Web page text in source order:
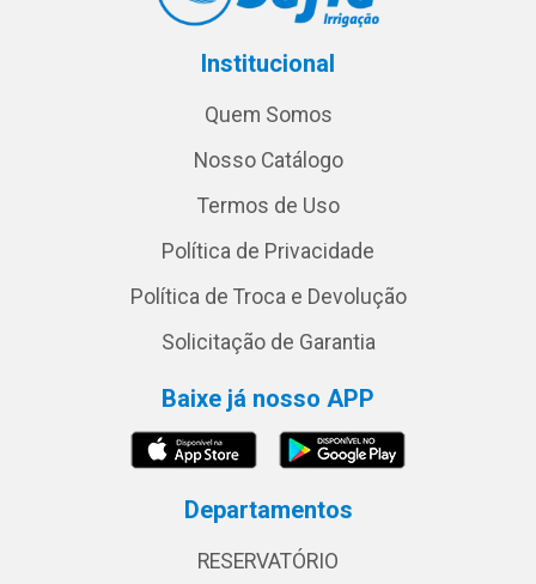
Institucional
Quem Somos
Nosso Catálogo
Termos de Uso
Política de Privacidade
Política de Troca e Devolução
Solicitação de Garantia
Baixe já nosso APP
Departamentos
RESERVATÓRIO